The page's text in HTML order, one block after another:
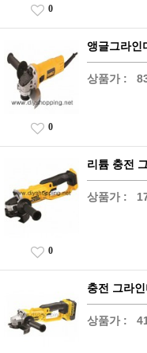
0
앵글그라인
상품가 :
0
리튬 충전
상품가 :
0
충전 그라
상품가 :